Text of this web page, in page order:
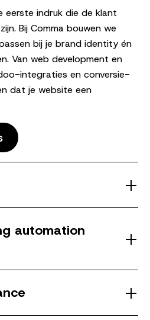
eerste indruk die de klant
Bij Comma bouwen we
bij je brand identity én
Van web development en
integraties en conversie-
dat je website een
automation